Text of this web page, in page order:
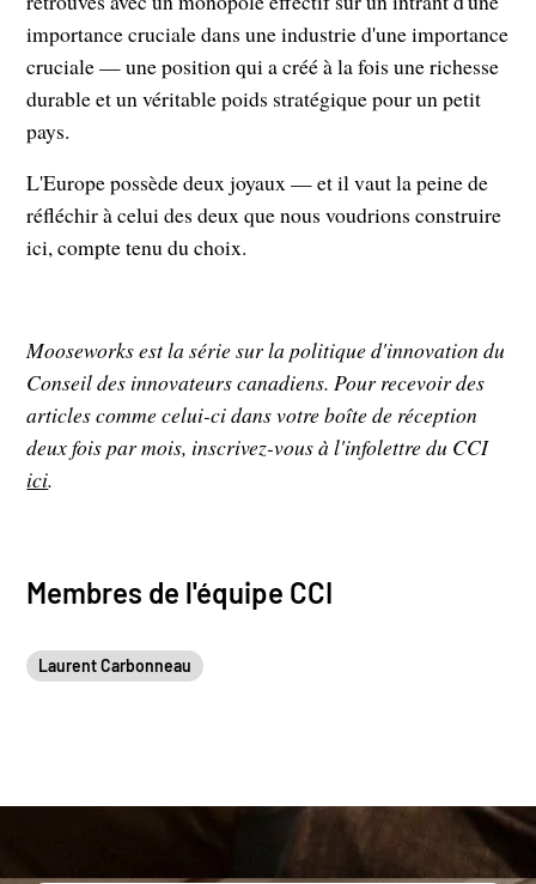
importance cruciale dans une industrie d'une importance
cruciale — une position qui a créé à la fois une richesse
durable et un véritable poids stratégique pour un petit
pays.
L'Europe possède deux joyaux — et il vaut la peine de
réfléchir à celui des deux que nous voudrions construire
ici, compte tenu du choix.
Mooseworks est la série sur la politique d'innovation du
Conseil des innovateurs canadiens. Pour recevoir des
articles comme celui-ci dans votre boîte de réception
deux fois par mois, inscrivez-vous à l'infolettre du CCI
ici.
Membres de l'équipe CCI
Laurent Carbonneau